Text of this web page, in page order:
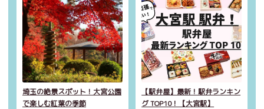
埼玉の絶景スポット！大宮公園
で楽しむ紅葉の季節
【駅弁屋】最新！駅弁ランキン
グ TOP10！【大宮駅】